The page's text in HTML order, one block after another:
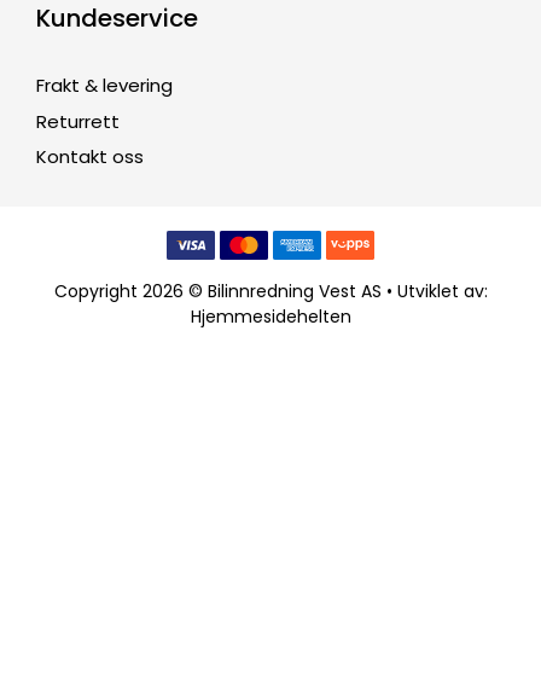
Kundeservice
Frakt & levering
Returrett
Kontakt oss
Copyright 2026 © Bilinnredning Vest AS • Utviklet av:
Hjemmesidehelten